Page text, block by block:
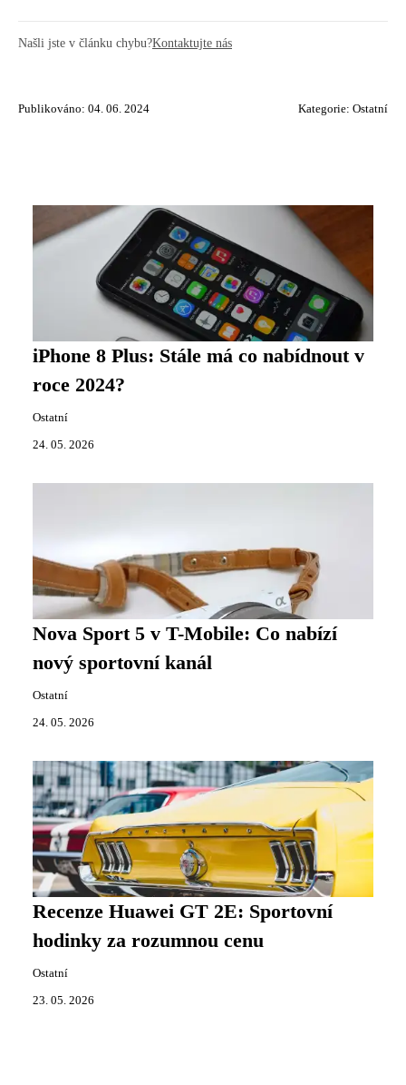
Našli jste v článku chybu?Kontaktujte nás
Publikováno: 04. 06. 2024 Kategorie: Ostatní
iPhone 8 Plus: Stále má co nabídnout v
roce 2024?
Ostatní
24. 05. 2026
Nova Sport 5 v T-Mobile: Co nabízí
nový sportovní kanál
Ostatní
24. 05. 2026
Recenze Huawei GT 2E: Sportovní
hodinky za rozumnou cenu
Ostatní
23. 05. 2026